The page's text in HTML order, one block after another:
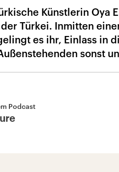
Künstlerin Oya
Türkei. Inmitten
es ihr, Einlass in
sonst
Podcast